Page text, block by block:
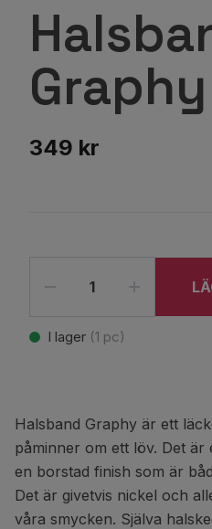
Graphy
349 kr
I lager (1 pc)
Halsband Graphy är ett
påminner om ett löv. Det
en borstad finish som är
Det är givetvis nickel och
våra smycken. Själva